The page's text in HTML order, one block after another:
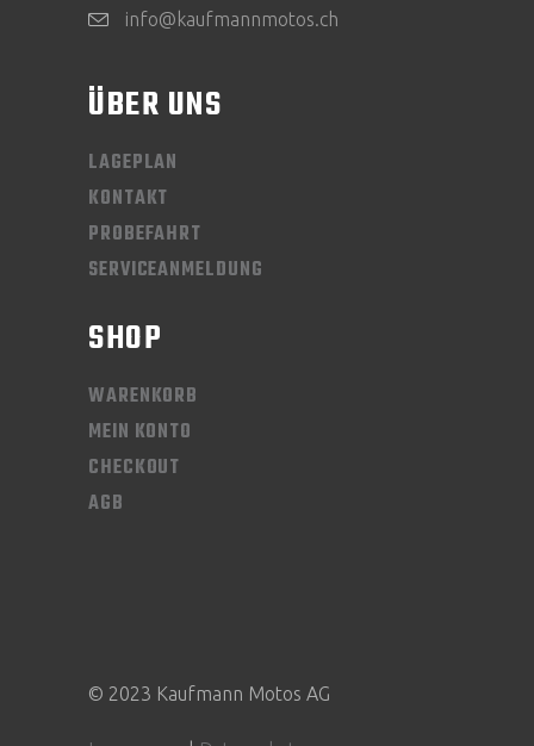
info@kaufmannmotos.ch
ÜBER UNS
LAGEPLAN
KONTAKT
PROBEFAHRT
SERVICEANMELDUNG
SHOP
WARENKORB
MEIN KONTO
CHECKOUT
AGB
© 2023 Kaufmann Motos AG